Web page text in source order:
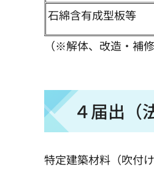
石綿含有成型板等
（※解体、改造・補
４届出（
特定建築材料（吹付